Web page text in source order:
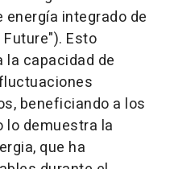
integrado de
Esto
la capacidad de
beneficiando a los
lo demuestra la
que ha